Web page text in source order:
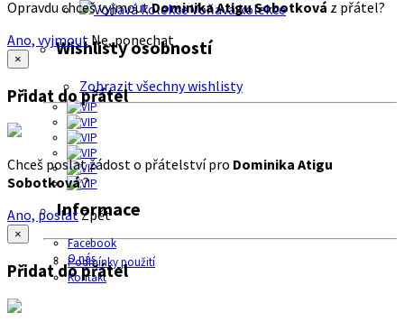
Voňavá kolekce
Wishlisty osobností
Zobrazit všechny wishlisty
Informace
Facebook
O nás
Podmínky použití
Kontakt
Opravdu chceš vyjmoutDominika Atigu Sobotková z přátel?
Ano, vyjmout Ne, ponechat
×
Přidat do přátel
Chceš poslat žádost o přátelství pro Dominika Atigu
Sobotková?
Ano, poslatZpět
×
Přidat do přátel